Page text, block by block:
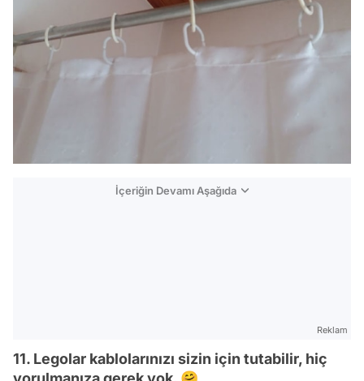
İçeriğin Devamı Aşağıda
Reklam
11. Legolar kablolarınızı sizin için tutabilir, hiç